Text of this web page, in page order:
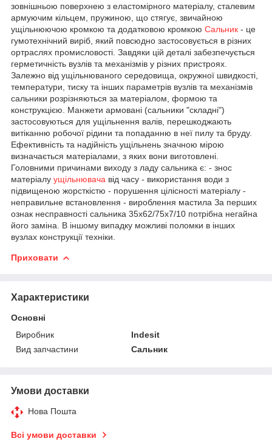
зовнішньою поверхнею з еластомірного матеріалу, сталевим
армуючим кільцем, пружиною, що стягує, звичайною
ущільнюючою кромкою та додатковою кромкою Сальник - це
гумотехнічний виріб, який повсюдно застосовується в різних
ортраслях промисловості. Завдяки цій деталі забезпечується
герметичність вузлів та механізмів у різних пристроях.
Залежно від ущільнюваного середовища, окружної швидкості,
температури, тиску та інших параметрів вузлів та механізмів
сальники розрізняються за матеріалом, формою та
конструкцією. Манжети армовані (сальники "складні")
застосовуються для ущільнення валів, перешкоджають
витіканню робочої рідини та попаданню в неї пилу та бруду.
Ефективність та надійність ущільнень значною мірою
визначається матеріалами, з яких вони виготовлені.
Головними причинами виходу з ладу сальника є: - знос
матеріалу ущільнювача від часу - використання води з
підвищеною жорсткістю - порушення цілісності матеріалу -
неправильне встановлення - вироблення мастила За перших
ознак несправності сальника 35х62/75х7/10 потрібна негайна
його заміна. В іншому випадку можливі поломки в інших
вузлах конструкції техніки.
Приховати
Характеристики
Основні
Виробник
Indesit
Вид запчастини
Сальник
Умови доставки
Нова Пошта
Всі умови доставки